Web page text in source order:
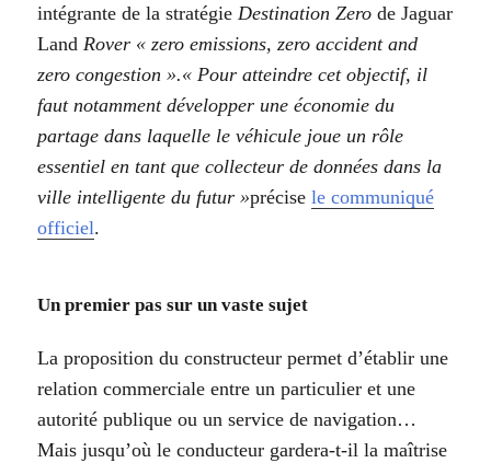
intégrante de la stratégie Destination Zero de Jaguar
Land Rover « zero emissions, zero accident and
zero congestion ».« Pour atteindre cet objectif, il
faut notamment développer une économie du
partage dans laquelle le véhicule joue un rôle
essentiel en tant que collecteur de données dans la
ville intelligente du futur »précise le communiqué
officiel.
Un premier pas sur un vaste sujet
La proposition du constructeur permet d’établir une
relation commerciale entre un particulier et une
autorité publique ou un service de navigation…
Mais jusqu’où le conducteur gardera-t-il la maîtrise